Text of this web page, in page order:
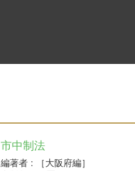
市中制法
編著者: ［大阪府編］